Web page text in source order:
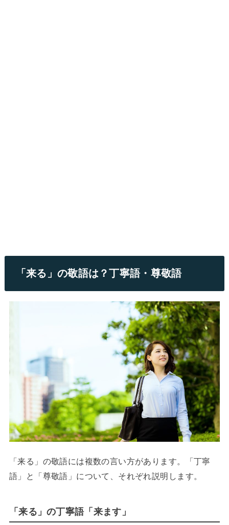
「来る」の敬語は？丁寧語・尊敬語
「来る」の敬語には複数の言い方があります。「丁寧
語」と「尊敬語」について、それぞれ説明します。
「来る」の丁寧語「来ます」